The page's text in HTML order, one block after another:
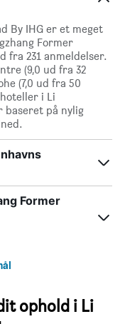
By IHG er et meget
Former
fra 231 anmeldelser.
(9,0 ud fra 32
(7,0 ud fra 50
i Li
baseret på nylig
Former
ophold i Li